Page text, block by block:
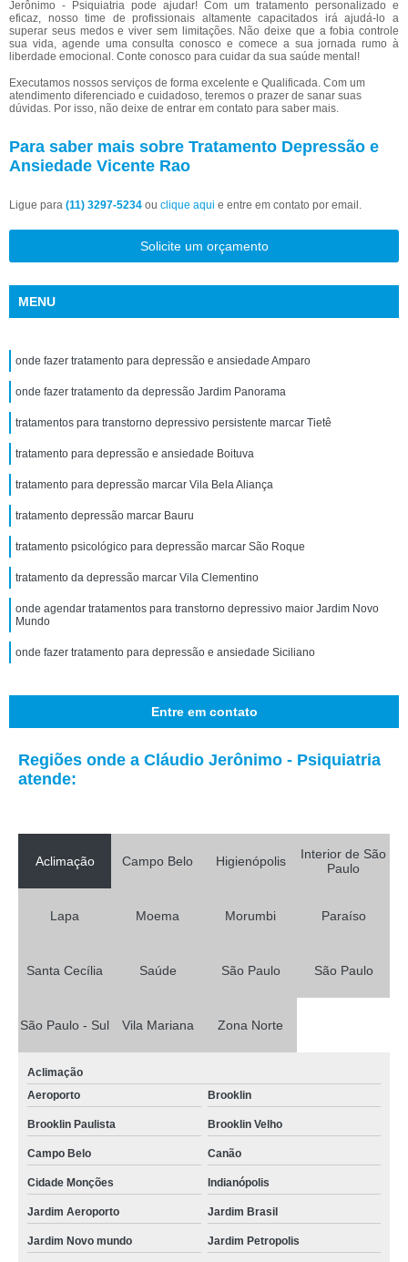
Jerônimo - Psiquiatria pode ajudar! Com um tratamento personalizado e
eficaz, nosso time de profissionais altamente capacitados irá ajudá-lo a
superar seus medos e viver sem limitações. Não deixe que a fobia controle
sua vida, agende uma consulta conosco e comece a sua jornada rumo à
liberdade emocional. Conte conosco para cuidar da sua saúde mental!
Executamos nossos serviços de forma excelente e Qualificada. Com um
atendimento diferenciado e cuidadoso, teremos o prazer de sanar suas
dúvidas. Por isso, não deixe de entrar em contato para saber mais.
Para saber mais sobre Tratamento Depressão e
Ansiedade Vicente Rao
Ligue para (11) 3297-5234 ou clique aqui e entre em contato por email.
Solicite um orçamento
MENU
onde fazer tratamento para depressão e ansiedade Amparo
onde fazer tratamento da depressão Jardim Panorama
tratamentos para transtorno depressivo persistente marcar Tietê
tratamento para depressão e ansiedade Boituva
tratamento para depressão marcar Vila Bela Aliança
tratamento depressão marcar Bauru
tratamento psicológico para depressão marcar São Roque
tratamento da depressão marcar Vila Clementino
onde agendar tratamentos para transtorno depressivo maior Jardim Novo
Mundo
onde fazer tratamento para depressão e ansiedade Siciliano
Entre em contato
Regiões onde a Cláudio Jerônimo - Psiquiatria
atende:
Aclimação Campo Belo Higienópolis
Interior de São
Paulo
Lapa Moema Morumbi Paraíso
Santa Cecília Saúde São Paulo São Paulo
São Paulo - Sul Vila Mariana Zona Norte
Aclimação
Aeroporto
Brooklin
Brooklin Paulista Brooklin Velho
Campo Belo Canão
Cidade Monções Indianópolis
Jardim Aeroporto Jardim Brasil
Jardim Novo mundo Jardim Petropolis